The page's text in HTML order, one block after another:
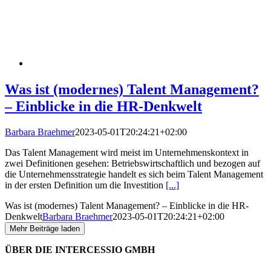
Was ist (modernes) Talent Management?
– Einblicke in die HR-Denkwelt
Barbara Braehmer2023-05-01T20:24:21+02:00
Das Talent Management wird meist im Unternehmenskontext in
zwei Definitionen gesehen: Betriebswirtschaftlich und bezogen auf
die Unternehmensstrategie handelt es sich beim Talent Management
in der ersten Definition um die Investition [...]
Was ist (modernes) Talent Management? – Einblicke in die HR-
DenkweltBarbara Braehmer2023-05-01T20:24:21+02:00
Mehr Beiträge laden
ÜBER DIE INTERCESSIO GMBH